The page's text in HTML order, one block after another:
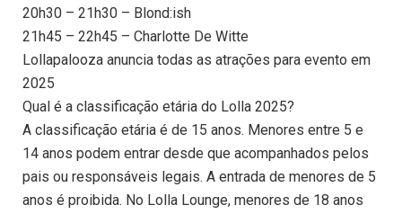
20h30 – 21h30 – Blond:ish
21h45 – 22h45 – Charlotte De Witte
Lollapalooza anuncia todas as atrações para evento em
2025
Qual é a classificação etária do Lolla 2025?
A classificação etária é de 15 anos. Menores entre 5 e
14 anos podem entrar desde que acompanhados pelos
pais ou responsáveis legais. A entrada de menores de 5
anos é proibida. No Lolla Lounge, menores de 18 anos